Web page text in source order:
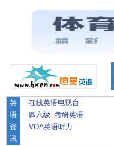
英
语
资
讯
·在线英语电视台
· 四六级 ·考研英语
·VOA英语听力